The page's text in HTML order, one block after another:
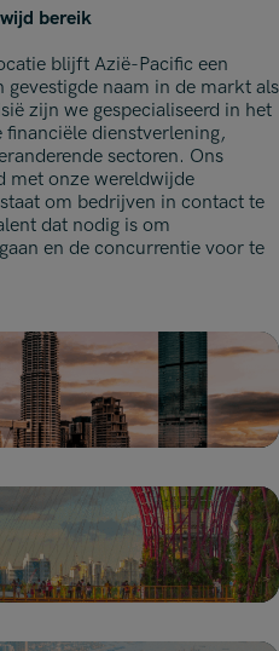
bereik
blijft Azië-Pacific een
naam in de markt als
zijn we gespecialiseerd in het
dienstverlening,
sectoren. Ons
met onze wereldwijde
om bedrijven in contact te
dat nodig is om
en de concurrentie voor te